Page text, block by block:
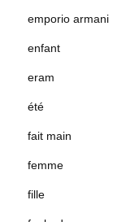
emporio armani
enfant
eram
été
fait main
femme
fille